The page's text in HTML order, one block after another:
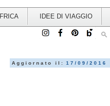
IDEE DI VIAGGIO
Aggiornato il: 17/09/2016